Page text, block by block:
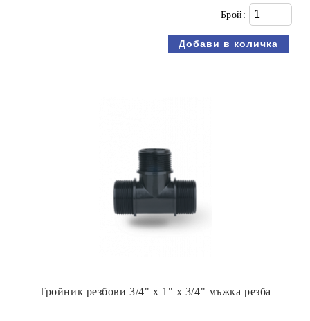
Брой:
Тройник резбови 3/4" х 1" х 3/4" мъжка резба